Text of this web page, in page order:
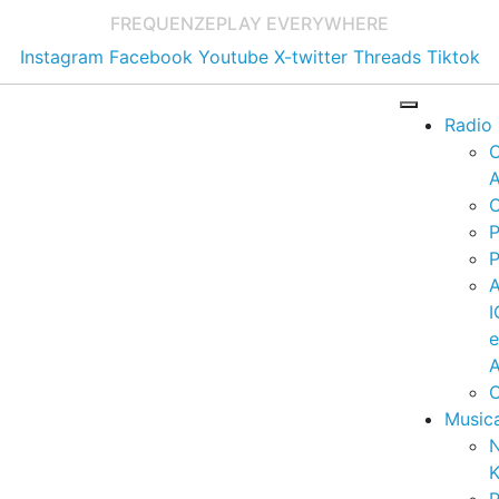
FREQUENZEPLAY EVERYWHERE
Instagram Facebook Youtube X-twitter Threads Tiktok
Radio
e